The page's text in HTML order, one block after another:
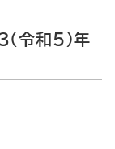
令和5）年